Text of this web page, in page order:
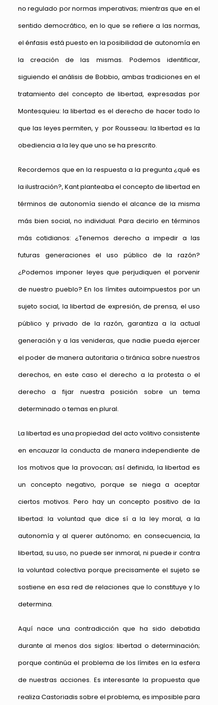
no regulado por normas imperativas; mientras que en el
sentido democrático, en lo que se refiere a las normas,
el énfasis está puesto en la posibilidad de autonomía en
la creación de las mismas. Podemos identificar,
siguiendo el análisis de Bobbio, ambas tradiciones en el
tratamiento del concepto de libertad, expresadas por
Montesquieu: la libertad es el derecho de hacer todo lo
que las leyes permiten, y por Rousseau: la libertad es la
obediencia a la ley que uno se ha prescrito.
Recordemos que en la respuesta a la pregunta ¿qué es
la ilustración?, Kant planteaba el concepto de libertad en
términos de autonomía siendo el alcance de la misma
más bien social, no individual. Para decirlo en términos
más cotidianos: ¿Tenemos derecho a impedir a las
futuras generaciones el uso público de la razón?
¿Podemos imponer leyes que perjudiquen el porvenir
de nuestro pueblo? En los límites autoimpuestos por un
sujeto social, la libertad de expresión, de prensa, el uso
público y privado de la razón, garantiza a la actual
generación y a las venideras, que nadie pueda ejercer
el poder de manera autoritaria o tiránica sobre nuestros
derechos, en este caso el derecho a la protesta o el
derecho a fijar nuestra posición sobre un tema
determinado o temas en plural.
La libertad es una propiedad del acto volitivo consistente
en encauzar la conducta de manera independiente de
los motivos que la provocan; así definida, la libertad es
un concepto negativo, porque se niega a aceptar
ciertos motivos. Pero hay un concepto positivo de la
libertad: la voluntad que dice sí a la ley moral, a la
autonomía y al querer autónomo; en consecuencia, la
libertad, su uso, no puede ser inmoral, ni puede ir contra
la voluntad colectiva porque precisamente el sujeto se
sostiene en esa red de relaciones que lo constituye y lo
determina.
Aquí nace una contradicción que ha sido debatida
durante al menos dos siglos: libertad o determinación;
porque continúa el problema de los límites en la esfera
de nuestras acciones. Es interesante la propuesta que
realiza Castoriadis sobre el problema, es imposible para